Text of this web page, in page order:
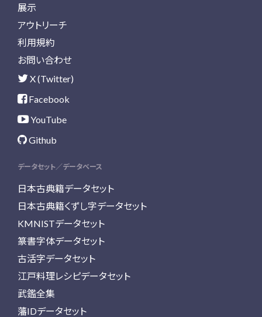
展示
アウトリーチ
利用規約
お問い合わせ
X (Twitter)
Facebook
YouTube
Github
データセット／データベース
日本古典籍データセット
日本古典籍くずし字データセット
KMNISTデータセット
篆書字体データセット
古活字データセット
江戸料理レシピデータセット
武鑑全集
藩IDデータセット